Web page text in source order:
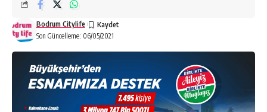
Son Güncelleme: 06/05/2021
Bodrum Citylife